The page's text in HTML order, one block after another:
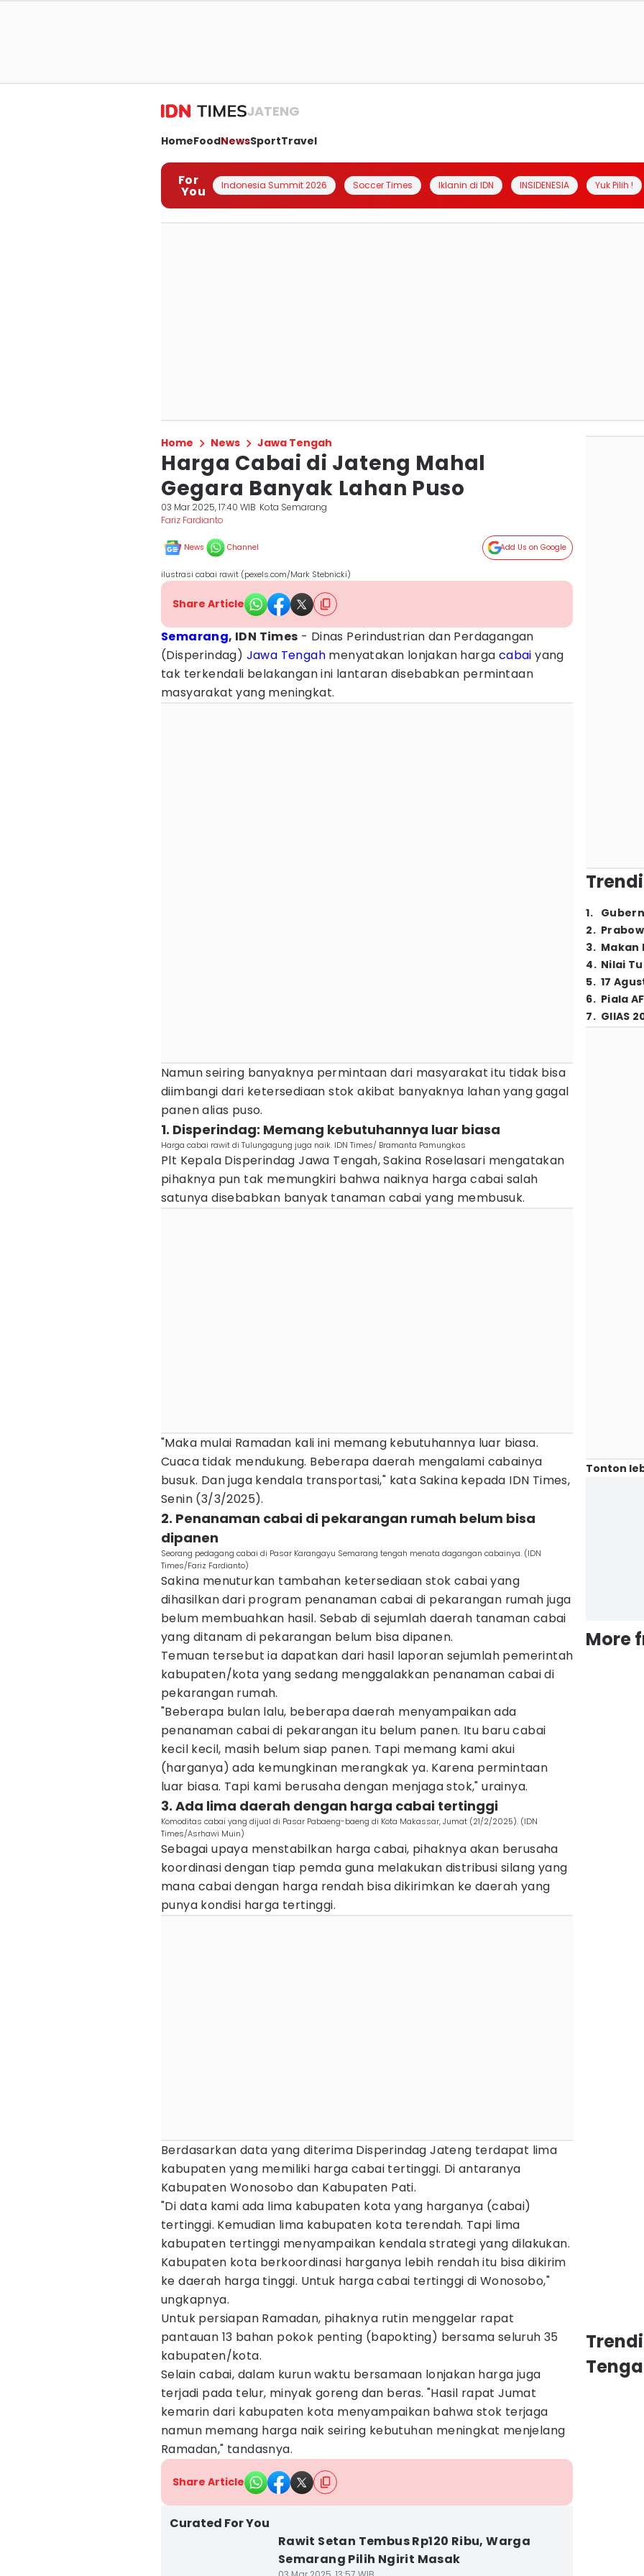
JATENG
HomeFoodNewsSportTravel
For
You Indonesia Summit 2026 Soccer Times Iklanin di IDN INSIDENESIA Yuk Pilih !
Home News Jawa Tengah
Harga Cabai di Jateng Mahal
Gegara Banyak Lahan Puso
03 Mar 2025, 17:40 WIB Kota Semarang
Fariz Fardianto
News Channel Add Us on Google
ilustrasi cabai rawit (pexels.com/Mark Stebnicki)
Share Article
Semarang, IDN Times - Dinas Perindustrian dan Perdagangan
(Disperindag) Jawa Tengah menyatakan lonjakan harga cabai yang
tak terkendali belakangan ini lantaran disebabkan permintaan
masyarakat yang meningkat.
Namun seiring banyaknya permintaan dari masyarakat itu tidak bisa
diimbangi dari ketersediaan stok akibat banyaknya lahan yang gagal
panen alias puso.
1. Disperindag: Memang kebutuhannya luar biasa
Harga cabai rawit di Tulungagung juga naik. IDN Times/ Bramanta Pamungkas
Plt Kepala Disperindag Jawa Tengah, Sakina Roselasari mengatakan
pihaknya pun tak memungkiri bahwa naiknya harga cabai salah
satunya disebabkan banyak tanaman cabai yang membusuk.
"Maka mulai Ramadan kali ini memang kebutuhannya luar biasa.
Cuaca tidak mendukung. Beberapa daerah mengalami cabainya
busuk. Dan juga kendala transportasi," kata Sakina kepada IDN Times,
Senin (3/3/2025).
2. Penanaman cabai di pekarangan rumah belum bisa
dipanen
Seorang pedagang cabai di Pasar Karangayu Semarang tengah menata dagangan cabainya. (IDN
Times/Fariz Fardianto)
Sakina menuturkan tambahan ketersediaan stok cabai yang
dihasilkan dari program penanaman cabai di pekarangan rumah juga
belum membuahkan hasil. Sebab di sejumlah daerah tanaman cabai
yang ditanam di pekarangan belum bisa dipanen.
Temuan tersebut ia dapatkan dari hasil laporan sejumlah pemerintah
kabupaten/kota yang sedang menggalakkan penanaman cabai di
pekarangan rumah.
"Beberapa bulan lalu, beberapa daerah menyampaikan ada
penanaman cabai di pekarangan itu belum panen. Itu baru cabai
kecil kecil, masih belum siap panen. Tapi memang kami akui
(harganya) ada kemungkinan merangkak ya. Karena permintaan
luar biasa. Tapi kami berusaha dengan menjaga stok," urainya.
3. Ada lima daerah dengan harga cabai tertinggi
Komoditas cabai yang dijual di Pasar Pabaeng-baeng di Kota Makassar, Jumat (21/2/2025). (IDN
Times/Asrhawi Muin)
Sebagai upaya menstabilkan harga cabai, pihaknya akan berusaha
koordinasi dengan tiap pemda guna melakukan distribusi silang yang
mana cabai dengan harga rendah bisa dikirimkan ke daerah yang
punya kondisi harga tertinggi.
Berdasarkan data yang diterima Disperindag Jateng terdapat lima
kabupaten yang memiliki harga cabai tertinggi. Di antaranya
Kabupaten Wonosobo dan Kabupaten Pati.
"Di data kami ada lima kabupaten kota yang harganya (cabai)
tertinggi. Kemudian lima kabupaten kota terendah. Tapi lima
kabupaten tertinggi menyampaikan kendala strategi yang dilakukan.
Kabupaten kota berkoordinasi harganya lebih rendah itu bisa dikirim
ke daerah harga tinggi. Untuk harga cabai tertinggi di Wonosobo,"
ungkapnya.
Untuk persiapan Ramadan, pihaknya rutin menggelar rapat
pantauan 13 bahan pokok penting (bapokting) bersama seluruh 35
kabupaten/kota.
Selain cabai, dalam kurun waktu bersamaan lonjakan harga juga
terjadi pada telur, minyak goreng dan beras. "Hasil rapat Jumat
kemarin dari kabupaten kota menyampaikan bahwa stok terjaga
namun memang harga naik seiring kebutuhan meningkat menjelang
Ramadan," tandasnya.
Share Article
Curated For You
Rawit Setan Tembus Rp120 Ribu, Warga
Semarang Pilih Ngirit Masak
1.
2.
3. Makan
4. Nilai
5. 17
6. Piala
7. GIIAS
Tonton
More